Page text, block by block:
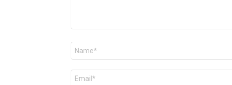
electrónico